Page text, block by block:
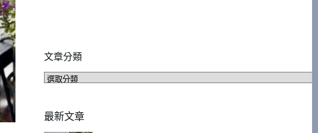
文章分類
文
類
最新文章